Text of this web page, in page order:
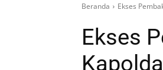
Beranda Ekses
Ekses